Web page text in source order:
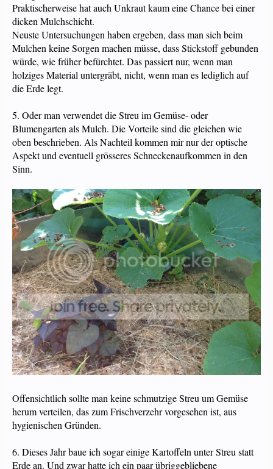
Praktischerweise hat auch Unkraut kaum eine Chance bei einer
dicken Mulchschicht.
Neuste Untersuchungen haben ergeben, dass man sich beim
Mulchen keine Sorgen machen müsse, dass Stickstoff gebunden
würde, wie früher befürchtet. Das passiert nur, wenn man
holziges Material untergräbt, nicht, wenn man es lediglich auf
die Erde legt.
5. Oder man verwendet die Streu im Gemüse- oder
Blumengarten als Mulch. Die Vorteile sind die gleichen wie
oben beschrieben. Als Nachteil kommen mir nur der optische
Aspekt und eventuell grösseres Schneckenaufkommen in den
Sinn.
Offensichtlich sollte man keine schmutzige Streu um Gemüse
herum verteilen, das zum Frischverzehr vorgesehen ist, aus
hygienischen Gründen.
6. Dieses Jahr baue ich sogar einige Kartoffeln unter Streu statt
Erde an. Und zwar hatte ich ein paar übriggebliebene